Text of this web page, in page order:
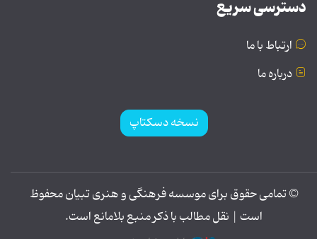
دسترسی سریع
ارتباط با ما
درباره ما
نسخه دسکتاپ
© تمامی حقوق برای موسسه فرهنگی و هنری تبیان محفوظ
است | نقل مطالب با ذکر منبع بلامانع است.